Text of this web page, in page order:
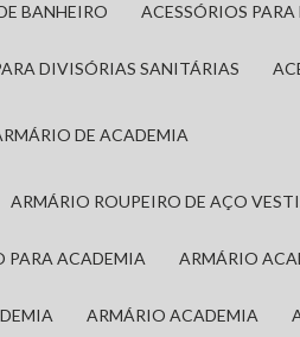
BANHEIRO ACESSÓRIOS
DIVISÓRIAS SANITÁRIAS
ARMÁRIO DE ACADEMIA
ARMÁRIO ROUPEIRO DE AÇO
PARA ACADEMIA ARMÁRIO
ARMÁRIO ACADEMIA